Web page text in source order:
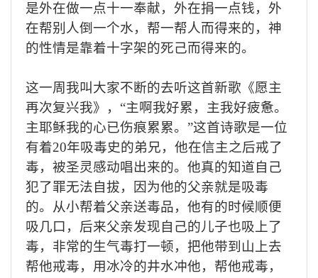
是外在做一点十一奉献，外在捐一点钱，外
在帮别人倒一个水，帮一帮人而得来的，神
的性情是靠着十字架的死己而得来的。
这一周我叫大家不断的去听这首新歌《愿主
再次复兴我》， “主啊我好累，主我好疲惫。
主耶稣我的心已伤痕累累。”这首诗歌是一位
有着20年吸毒史的弟兄，他在信主之后戒了
毒，被圣灵感动唱出来的。他真的知道自己
犯了罪无法自拔，因为他的父亲就是吸毒
的。从小帮着父亲送毒品，他有的时候顺便
吸几口，后来父亲发现自己的儿子也吸上了
毒，非常的生气毒打一顿，把他带到山上去
帮他戒毒，用冰冷的井水冲他，帮他戒毒，